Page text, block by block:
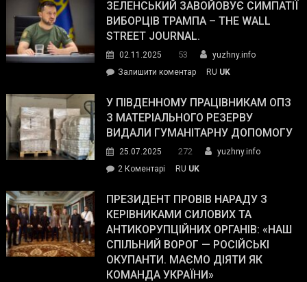
ЗЕЛЕНСЬКИЙ ЗАВОЙОВУЄ СИМПАТІЇ
ВИБОРЦІВ ТРАМПА – THE WALL
STREET JOURNAL.
02.11.2025 53
yuzhny.info
Залишити коментарon
завойовує
симпатії
виборців
The
Street
Journal.
RU UK
У ПІВДЕННОМУ ПРАЦІВНИКАМ ОПЗ
З МАТЕРІАЛЬНОГО РЕЗЕРВУ
ВИДАЛИ ГУМАНІТАРНУ ДОПОМОГУ
25.07.2025 272
yuzhny.info
2 Коментарі
Південному
працівникам
ОПЗ
з
матеріального
резерву
RU UK
ПРЕЗИДЕНТ ПРОВІВ НАРАДУ З
КЕРІВНИКАМИ СИЛОВИХ ТА
АНТИКОРУПЦІЙНИХ ОРГАНІВ: «НАШ
СПІЛЬНИЙ ВОРОГ — РОСІЙСЬКІ
ОКУПАНТИ. МАЄМО ДІЯТИ ЯК
КОМАНДА УКРАЇНИ»